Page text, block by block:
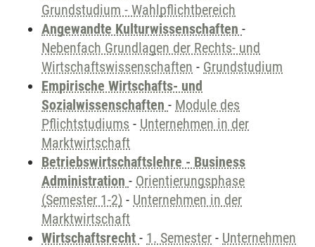
Grundstudium - Wahlpflichtbereich
Angewandte Kulturwissenschaften -
Nebenfach Grundlagen der Rechts- und
Wirtschaftswissenschaften - Grundstudium
Empirische Wirtschafts- und
Sozialwissenschaften - Module des
Pflichtstudiums - Unternehmen in der
Marktwirtschaft
Betriebswirtschaftslehre - Business
Administration - Orientierungsphase
(Semester 1-2) - Unternehmen in der
Marktwirtschaft
Wirtschaftsrecht - 1. Semester - Unternehmen